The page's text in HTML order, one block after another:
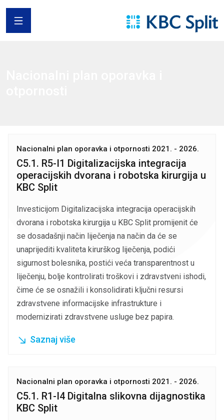
Skip to main content
Nacionalni plan oporavka i
Nacionalni plan oporavka i otpornosti 2021. - 2026.
C5.1. R5-I1 Digitalizacijska integracija
operacijskih dvorana i robotska kirurgija u
KBC Split
Investicijom Digitalizacijska integracija operacijskih
dvorana i robotska kirurgija u KBC Split promijenit će
se dosadašnji način liječenja na način da će se
unaprijediti kvaliteta kirurškog liječenja, podići
sigurnost bolesnika, postići veća transparentnost u
liječenju, bolje kontrolirati troškovi i zdravstveni ishodi,
čime će se osnažili i konsolidirati ključni resursi
zdravstvene informacijske infrastrukture i
modernizirati zdravstvene usluge bez papira.
Saznaj više
Nacionalni plan oporavka i otpornosti 2021. - 2026.
C5.1. R1-I4 Digitalna slikovna dijagnostika
KBC Split